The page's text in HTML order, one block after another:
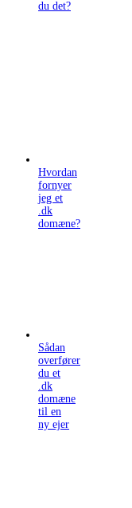
du det?
Hvordan
fornyer
jeg et
.dk
domæne?
Sådan
overfører
du et
.dk
domæne
til en
ny ejer